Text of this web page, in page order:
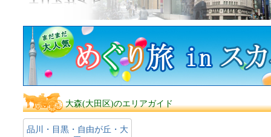
大森(大田区)のエリアガイド
品川・目黒・自由が丘・大